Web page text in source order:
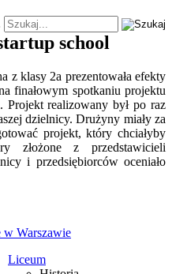
Liceum
school
z klasy 2a prezentowała efekty
finałowym spotkaniu projektu
Projekt realizowany był po raz
dzielnicy. Drużyny miały za
projekt, który chciałyby
złożone z przedstawicieli
i przedsiębiorców oceniało